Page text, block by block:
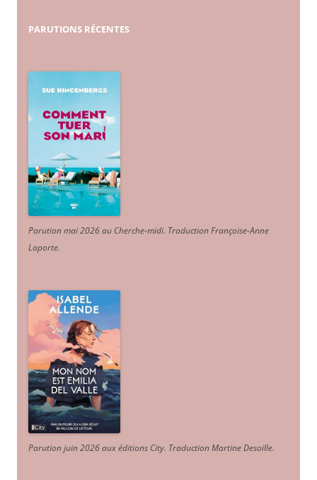
PARUTIONS RÉCENTES
Parution mai 2026 au Cherche-midi. Traduction Françoise-Anne
Laporte.
Parution juin 2026 aux éditions City. Traduction Martine Desoille.